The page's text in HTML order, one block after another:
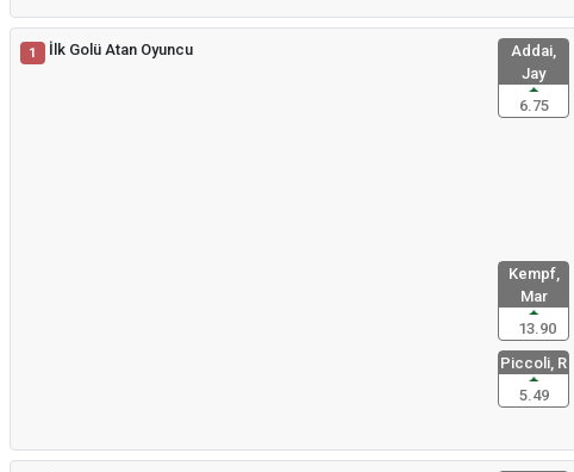
1 İlk Golü Atan Oyuncu
Addai,
Jay
6.75
Kempf,
Mar
13.90
Piccoli, R
5.49